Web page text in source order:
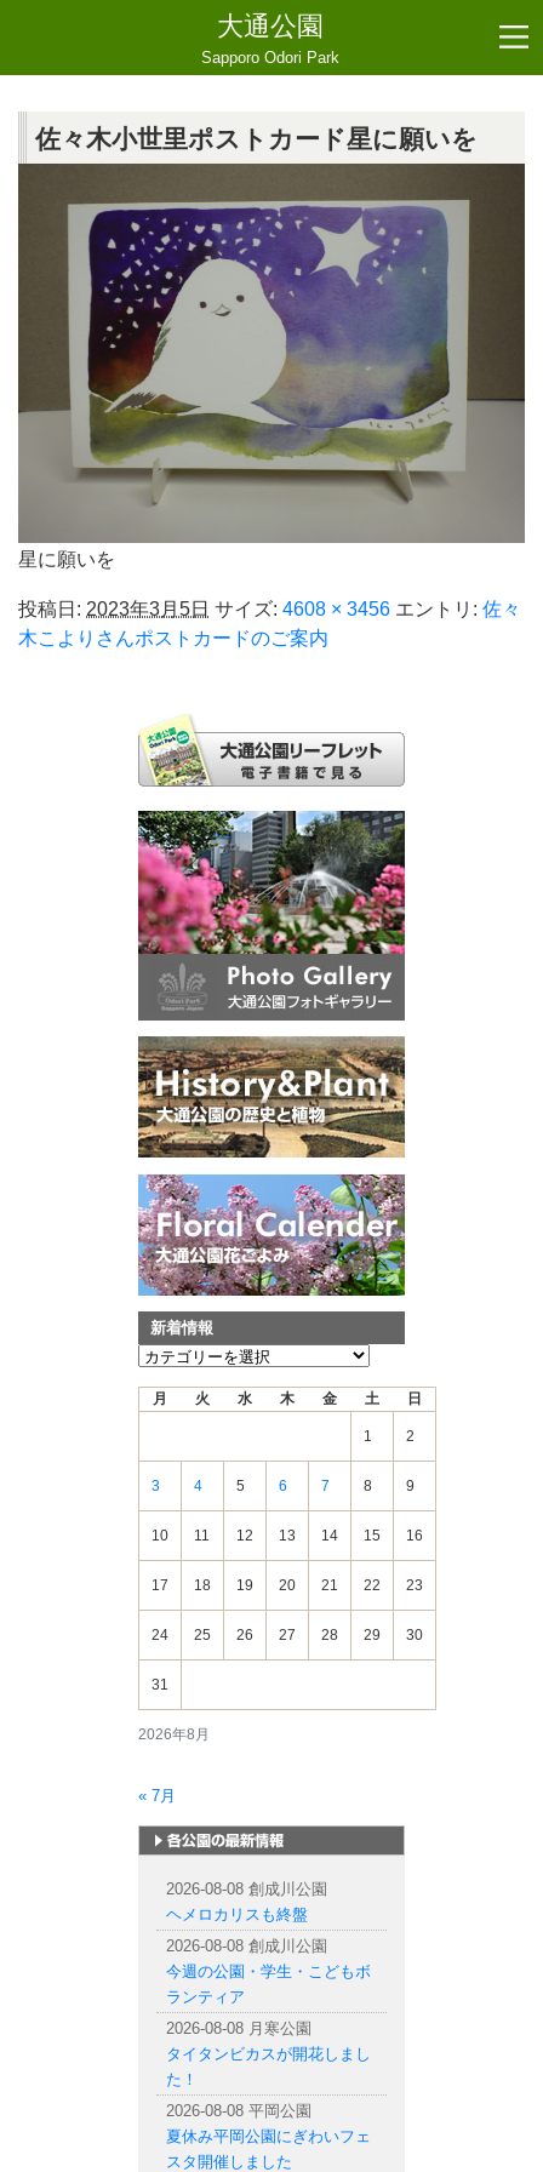
大通公園
Sapporo Odori Park
佐々木小世里ポストカード星に願いを
星に願いを
投稿日: 2023年3月5日 サイズ: 4608 × 3456 エントリ: 佐々
木こよりさんポストカードのご案内
新着情報
新
2026年8月
月 火 水 木 金 土 日
1 2
3 4 5 6 7 8 9
10 11 12 13 14 15 16
17 18 19 20 21 22 23
24 25 26 27 28 29 30
31
« 7月
2026-08-08 創成川公園
ヘメロカリスも終盤
2026-08-08 創成川公園
今週の公園・学生・こどもボ
ランティア
2026-08-08 月寒公園
タイタンビカスが開花しまし
た！
2026-08-08 平岡公園
夏休み平岡公園にぎわいフェ
スタ開催しました